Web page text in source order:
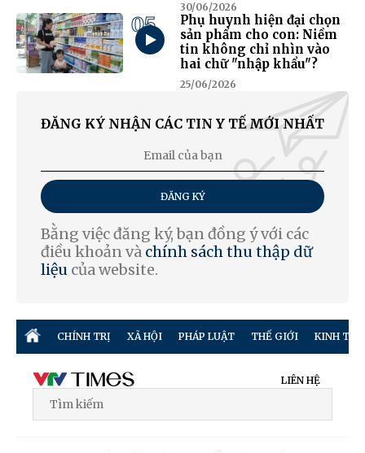
30/06/2026
05
Phụ huynh hiện đại chọn
sản phẩm cho con: Niềm
tin không chỉ nhìn vào
hai chữ "nhập khẩu"?
25/06/2026
ĐĂNG KÝ NHẬN CÁC TIN Y TẾ MỚI NHẤT
ĐĂNG KÝ
Bằng việc đăng ký, bạn đồng ý với các
điều khoản và chính sách thu thập dữ
liệu của website.
CHÍNH TRỊ XÃ HỘI PHÁP LUẬT THẾ GIỚI KINH TẾ
LIÊN HỆ